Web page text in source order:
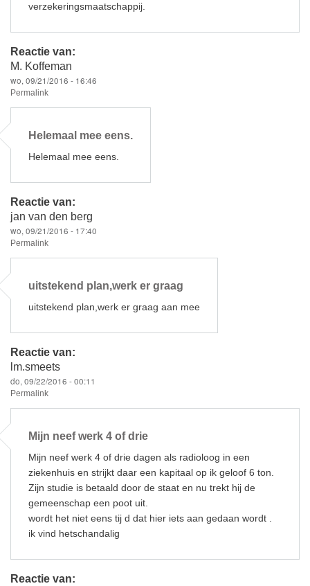
verzekeringsmaatschappij.
Reactie van:
M. Koffeman
wo, 09/21/2016 - 16:46
Permalink
Helemaal mee eens.
Helemaal mee eens.
Reactie van:
jan van den berg
wo, 09/21/2016 - 17:40
Permalink
uitstekend plan,werk er graag
uitstekend plan,werk er graag aan mee
Reactie van:
lm.smeets
do, 09/22/2016 - 00:11
Permalink
Mijn neef werk 4 of drie
Mijn neef werk 4 of drie dagen als radioloog in een
ziekenhuis en strijkt daar een kapitaal op ik geloof 6 ton.
Zijn studie is betaald door de staat en nu trekt hij de
gemeenschap een poot uit.
wordt het niet eens tij d dat hier iets aan gedaan wordt .
ik vind hetschandalig
Reactie van: